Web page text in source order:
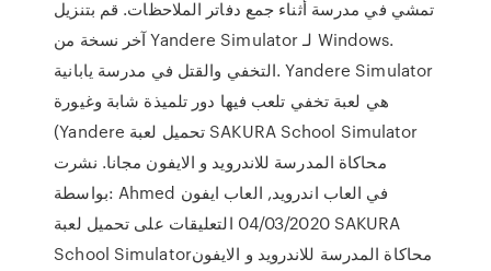
تمشي في مدرسة أثناء جمع دفاتر الملاحظات. قم بتنزيل
آخر نسخة من Yandere Simulator لـ Windows.
التخفي والقتل في مدرسة يابانية. Yandere Simulator
هي لعبة تخفي تلعب فيها دور تلميذة شابة وغيورة
(Yandere تحميل لعبة SAKURA School Simulator‏
محاكاة المدرسة للاندرويد و الايفون مجانا. نشرت
بواسطة: Ahmed في العاب اندرويد, العاب ايفون
04/03/2020 التعليقات على تحميل لعبة SAKURA
School Simulator‏ محاكاة المدرسة للاندرويد و الايفون